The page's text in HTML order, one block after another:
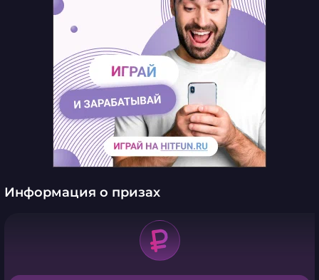
Информация о призах